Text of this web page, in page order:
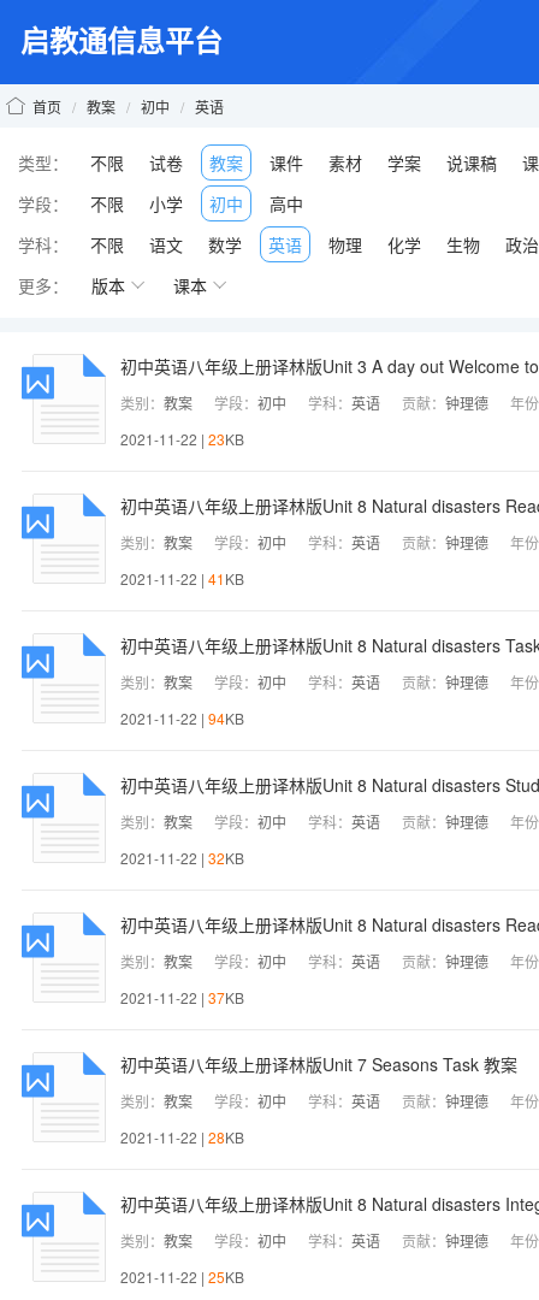
启教通信息平台
首页 / 教案 / 初中 / 英语
类型： 不限 试卷 教案 课件 素材 学案 说课稿
学段：
不限 小学 初中
高中
学科：
不限 语文 数学 英语 物理 化学 生物
政治
更多：
版本 课本
初中英语八年级上册译林版Unit 3 A day out Welcome
类别： 教案 学段： 初中 学科： 英语 贡献： 钟理德
年
2021-11-22 | 23KB
初中英语八年级上册译林版Unit 8 Natural disasters
类别： 教案 学段： 初中 学科： 英语 贡献： 钟理德
年
2021-11-22 | 41KB
初中英语八年级上册译林版Unit 8 Natural disasters
类别： 教案 学段： 初中 学科： 英语 贡献： 钟理德
年
2021-11-22 | 94KB
初中英语八年级上册译林版Unit 8 Natural disasters
类别： 教案 学段： 初中 学科： 英语 贡献： 钟理德
年
2021-11-22 | 32KB
初中英语八年级上册译林版Unit 8 Natural disasters
类别： 教案 学段： 初中 学科： 英语 贡献： 钟理德
年
2021-11-22 | 37KB
初中英语八年级上册译林版Unit 7 Seasons Task 教案
类别： 教案 学段： 初中 学科： 英语 贡献： 钟理德
年
2021-11-22 | 28KB
初中英语八年级上册译林版Unit 8 Natural disasters
类别： 教案 学段： 初中 学科： 英语 贡献： 钟理德
年
2021-11-22 | 25KB